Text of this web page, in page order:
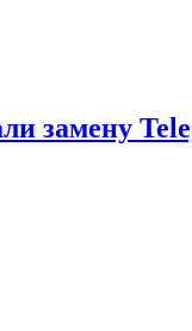
замену